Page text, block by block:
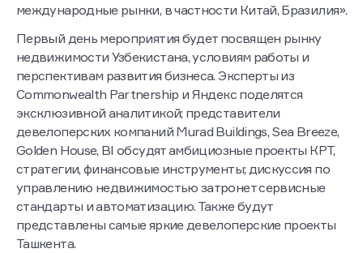
международные рынки, в частности Китай, Бразилия».
Первый день мероприятия будет посвящен рынку
недвижимости Узбекистана, условиям работы и
перспективам развития бизнеса. Эксперты из
Commonwealth Partnership и Яндекс поделятся
эксклюзивной аналитикой; представители
девелоперских компаний Murad Buildings, Sea Breeze,
Golden House, BI обсудят амбициозные проекты КРТ,
стратегии, финансовые инструменты; дискуссия по
управлению недвижимостью затронет сервисные
стандарты и автоматизацию. Также будут
представлены самые яркие девелоперские проекты
Ташкента.